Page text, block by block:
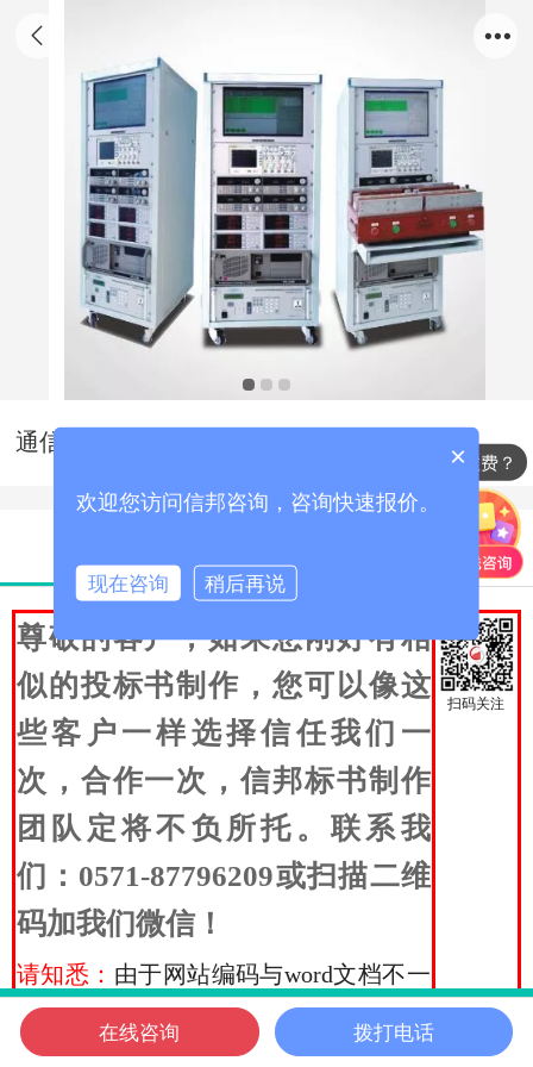
通信电源设备安装标书制作
尊敬的客户，如果您刚好有相
似的投标书制作，您可以像这
些客户一样选择信任我们一
次，合作一次，信邦标书制作
团队定将不负所托。联系我
们： 0571-87796209或扫描二维
码加我们微信！
请知悉： 由于网站编码与word文档不一
样，本处显示的目录排版会有所错乱，
扫码关注
信邦首页 电话咨询 微信客服 在线咨询 信邦位置
标书代写怎么收费？
×
欢迎您访问信邦咨询，咨询快速报价。
现在咨询 稍后再说
在线咨询 拨打电话